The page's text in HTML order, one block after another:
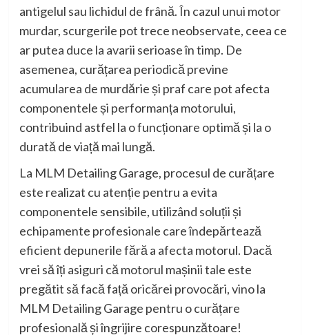
antigelul sau lichidul de frână. În cazul unui motor
murdar, scurgerile pot trece neobservate, ceea ce
ar putea duce la avarii serioase în timp. De
asemenea, curățarea periodică previne
acumularea de murdărie și praf care pot afecta
componentele și performanța motorului,
contribuind astfel la o funcționare optimă și la o
durată de viață mai lungă.
La MLM Detailing Garage, procesul de curățare
este realizat cu atenție pentru a evita
componentele sensibile, utilizând soluții și
echipamente profesionale care îndepărtează
eficient depunerile fără a afecta motorul. Dacă
vrei să îți asiguri că motorul mașinii tale este
pregătit să facă față oricărei provocări, vino la
MLM Detailing Garage pentru o curățare
profesională și îngrijire corespunzătoare!